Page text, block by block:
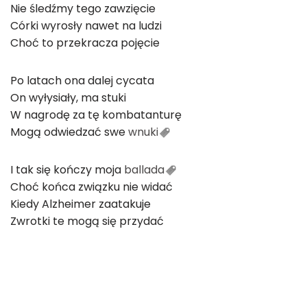
Nie śledźmy tego zawzięcie
Córki wyrosły nawet na ludzi
Choć to przekracza pojęcie
Po latach ona dalej cycata
On wyłysiały, ma stuki
W nagrodę za tę kombatanturę
Mogą odwiedzać swewnuki
I tak się kończy moja ballada
Choć końca związku nie widać
Kiedy Alzheimer zaatakuje
Zwrotki te mogą się przydać